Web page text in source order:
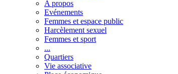
A propos
Evénements
Femmes et espace public
Harcèlement sexuel
Femmes et sport
...
Quartiers
Vie associative